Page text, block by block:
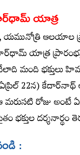
యాత్ర
యమునోత్రి ఆలయాల
చార్‌ధామ్ యాత్ర
మంది
(ఏప్రిల్ 22న)
మరుసటి రోజు అంటే
దర్శనార్థం
: